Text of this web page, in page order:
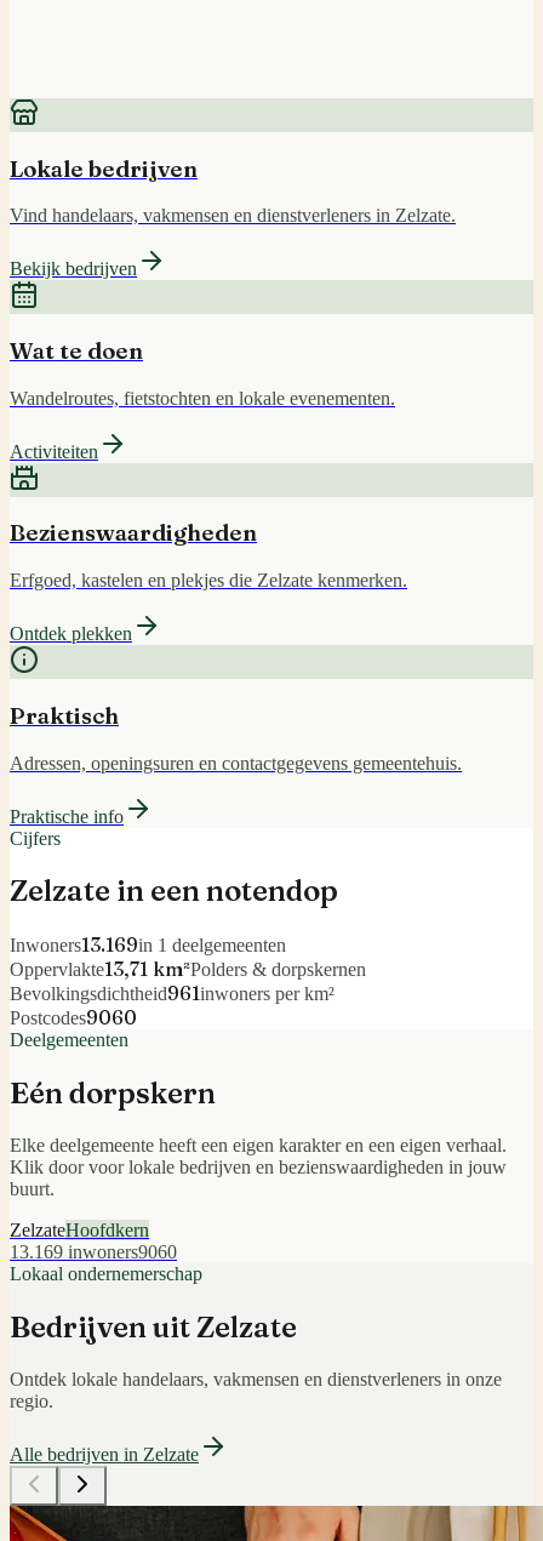
Lokale bedrijven
Vind handelaars, vakmensen en dienstverleners in Zelzate.
Bekijk bedrijven
Wat te doen
Wandelroutes, fietstochten en lokale evenementen.
Activiteiten
Bezienswaardigheden
Erfgoed, kastelen en plekjes die Zelzate kenmerken.
Ontdek plekken
Praktisch
Adressen, openingsuren en contactgegevens gemeentehuis.
Praktische info
Cijfers
Zelzate in een notendop
Inwoners13.169in 1 deelgemeenten
Oppervlakte13,71 km²Polders & dorpskernen
Bevolkingsdichtheid961inwoners per km²
Postcodes9060
Deelgemeenten
Eén dorpskern
Elke deelgemeente heeft een eigen karakter en een eigen verhaal.
Klik door voor lokale bedrijven en bezienswaardigheden in jouw
buurt.
ZelzateHoofdkern
13.169 inwoners9060
Lokaal ondernemerschap
Bedrijven uitZelzate
Ontdek lokale handelaars, vakmensen en dienstverleners in onze
regio.
Alle bedrijven in Zelzate